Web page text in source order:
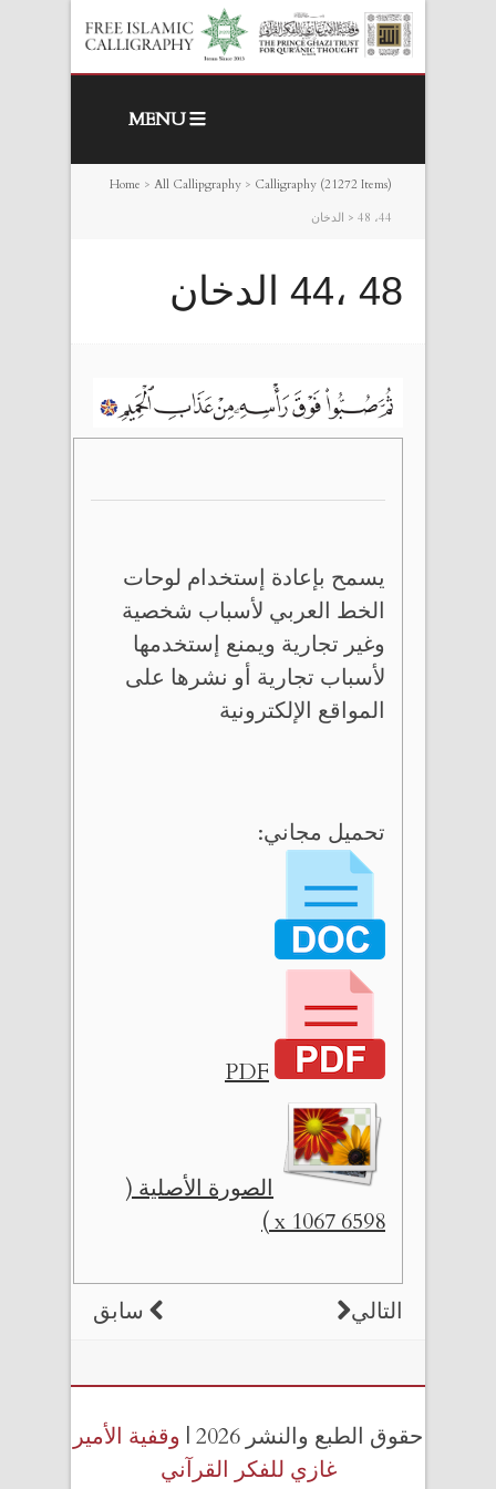
MENU
Home > All Callipgraphy > Calligraphy (21272 Items)
> 48 ،44 الدخان
48 ،44 الدخان
يسمح بإعادة إستخدام لوحات
الخط العربي لأسباب شخصية
وغير تجارية ويمنع إستخدمها
لأسباب تجارية أو نشرها على
المواقع الإلكترونية
تحميل مجاني:
PDF
الصورة الأصلية (
6598 x 1067 )
سابق التالي
حقوق الطبع والنشر 2026 |
وقفية الأمير
غازي للفكر القرآني